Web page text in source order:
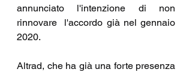
annunciato l'intenzione di non
rinnovare  l'accordo già nel gennaio
2020.
Altrad, che ha già una forte presenza